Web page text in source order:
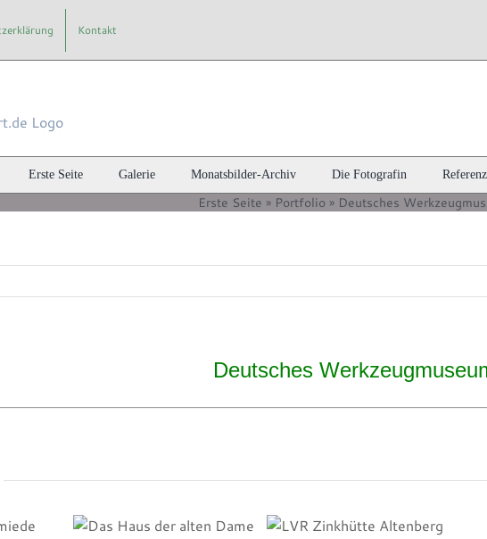
Kontakt
Erste Seite Galerie Monatsbilder-Archiv Die Fotografin
Erste Seite » Portfolio » Deutsches
Deutsches
Das Haus der alten Dame
Altenberg